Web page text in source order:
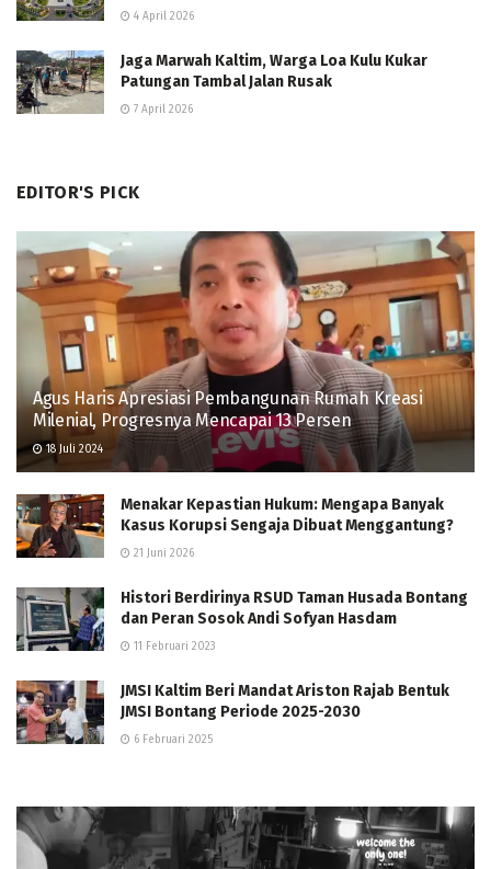
4 April 2026
Jaga Marwah Kaltim, Warga Loa Kulu Kukar
Patungan Tambal Jalan Rusak
7 April 2026
EDITOR'S PICK
Agus Haris Apresiasi Pembangunan Rumah Kreasi
Milenial, Progresnya Mencapai 13 Persen
18 Juli 2024
Menakar Kepastian Hukum: Mengapa Banyak
Kasus Korupsi Sengaja Dibuat Menggantung?
21 Juni 2026
Histori Berdirinya RSUD Taman Husada Bontang
dan Peran Sosok Andi Sofyan Hasdam
11 Februari 2023
JMSI Kaltim Beri Mandat Ariston Rajab Bentuk
JMSI Bontang Periode 2025-2030
6 Februari 2025